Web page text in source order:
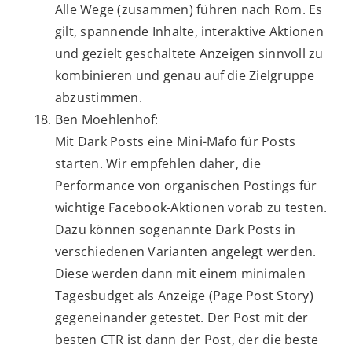
Alle Wege (zusammen) führen nach Rom. Es
gilt, spannende Inhalte, interaktive Aktionen
und gezielt geschaltete Anzeigen sinnvoll zu
kombinieren und genau auf die Zielgruppe
abzustimmen.
Ben Moehlenhof:
Mit Dark Posts eine Mini-Mafo für Posts
starten. Wir empfehlen daher, die
Performance von organischen Postings für
wichtige Facebook-Aktionen vorab zu testen.
Dazu können sogenannte Dark Posts in
verschiedenen Varianten angelegt werden.
Diese werden dann mit einem minimalen
Tagesbudget als Anzeige (Page Post Story)
gegeneinander getestet. Der Post mit der
besten CTR ist dann der Post, der die beste